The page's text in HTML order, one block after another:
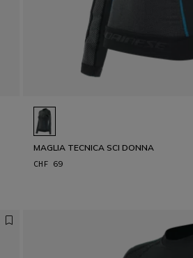
MAGLIA TECNICA SCI DONNA
CHF 69